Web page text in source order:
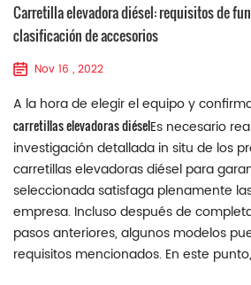
Carretilla elevadora diésel: requisitos de
clasificación de accesorios
Nov 16 , 2022
A la hora de elegir el equipo y
carretillas elevadoras diéselEs necesario
investigación detallada in situ de los
carretillas elevadoras diésel para
seleccionada satisfaga plenamente
empresa. Incluso después de
pasos anteriores, algunos modelos
requisitos mencionados. En este